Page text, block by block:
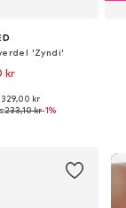
'Zyndi'
kr
70, 75, 80, 100
kr
233,10 kr-1%